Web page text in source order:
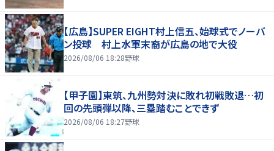
【広島】SUPER EIGHT村上信五、始球式でノーバ
ン投球 村上水軍末裔が広島の地で大役
2026/08/06 18:28野球
【甲子園】東筑、九州勢対決に敗れ初戦敗退…初
回の先頭弾以降、三塁踏むことできず
2026/08/06 18:27野球